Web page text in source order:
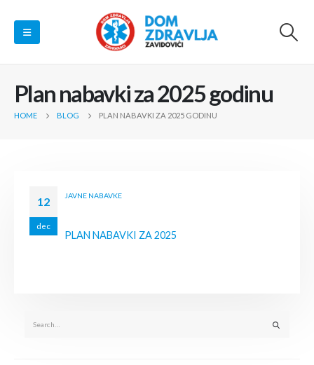
Plan nabavki za 2025 godinu
HOME BLOG PLAN NABAVKI ZA 2025 GODINU
12
dec
JAVNE NABAVKE
PLAN NABAVKI ZA 2025